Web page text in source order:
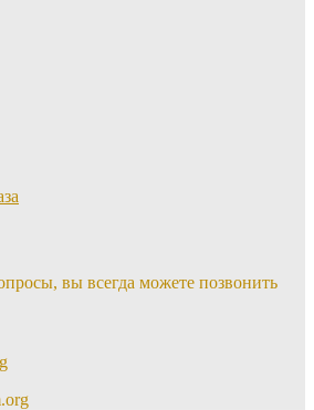
вы всегда можете позвонить